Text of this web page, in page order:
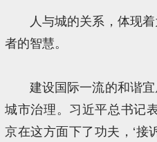
人与城的关系，体现
者的智慧。
建设国际一流的和谐
城市治理。习近平总书记
京在这方面下了功夫，‘接